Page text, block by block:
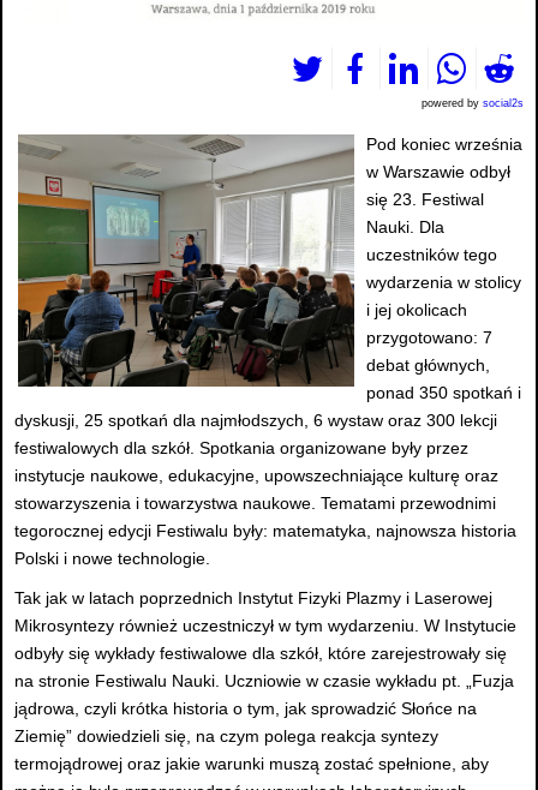
powered by social2s
Pod koniec września
w Warszawie odbył
się 23. Festiwal
Nauki. Dla
uczestników tego
wydarzenia w stolicy
i jej okolicach
przygotowano: 7
debat głównych,
ponad 350 spotkań i
dyskusji, 25 spotkań dla najmłodszych, 6 wystaw oraz 300 lekcji
festiwalowych dla szkół. Spotkania organizowane były przez
instytucje naukowe, edukacyjne, upowszechniające kulturę oraz
stowarzyszenia i towarzystwa naukowe. Tematami przewodnimi
tegorocznej edycji Festiwalu były: matematyka, najnowsza historia
Polski i nowe technologie.
Tak jak w latach poprzednich Instytut Fizyki Plazmy i Laserowej
Mikrosyntezy również uczestniczył w tym wydarzeniu. W Instytucie
odbyły się wykłady festiwalowe dla szkół, które zarejestrowały się
na stronie Festiwalu Nauki. Uczniowie w czasie wykładu pt. „Fuzja
jądrowa, czyli krótka historia o tym, jak sprowadzić Słońce na
Ziemię” dowiedzieli się, na czym polega reakcja syntezy
termojądrowej oraz jakie warunki muszą zostać spełnione, aby